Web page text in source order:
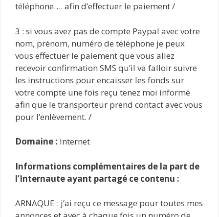
téléphone…. afin d’effectuer le paiement /
3 : si vous avez pas de compte Paypal avec votre
nom, prénom, numéro de téléphone je peux
vous effectuer le paiement que vous allez
recevoir confirmation SMS qu’il va falloir suivre
les instructions pour encaisser les fonds sur
votre compte une fois reçu tenez moi informé
afin que le transporteur prend contact avec vous
pour l’enlèvement. /
Domaine : Internet
Informations complémentaires de la part de
l’Internaute ayant partagé ce contenu :
ARNAQUE : j’ai reçu ce message pour toutes mes